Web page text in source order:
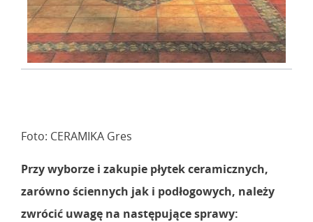
Foto: CERAMIKA Gres
Przy wyborze i zakupie płytek ceramicznych,
zarówno ściennych jak i podłogowych, należy
zwrócić uwagę na następujące sprawy: